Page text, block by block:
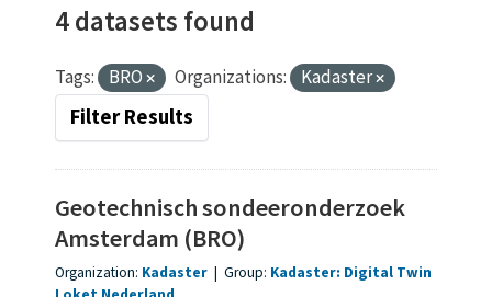
4 datasets found
Tags: BRO Organizations: Kadaster
Filter Results
Geotechnisch sondeeronderzoek
Amsterdam (BRO)
Organization: Kadaster | Group: Kadaster: Digital Twin